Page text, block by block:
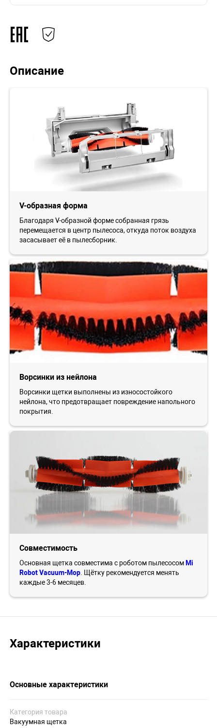
Описание
V-образная форма
Благодаря V-образной форме собранная грязь
перемещается в центр пылесоса, откуда поток воздуха
засасывает её в пылесборник.
Ворсинки из нейлона
Ворсинки щетки выполнены из износостойкого
нейлона, что предотвращает повреждение напольного
покрытия.
Совместимость
Основная щетка совместима с роботом пылесосом Mi
Robot Vacuum-Mop. Щётку рекомендуется менять
каждые 3-6 месяцев.
Характеристики
Основные характеристики
Категория товара
Вакуумная щетка